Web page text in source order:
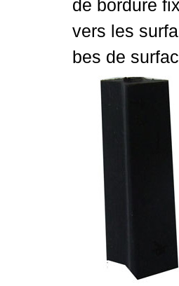
de bordure
vers les
bes de